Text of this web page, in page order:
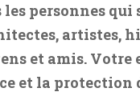
personnes qui
artistes,
et amis. Votre
et la protection